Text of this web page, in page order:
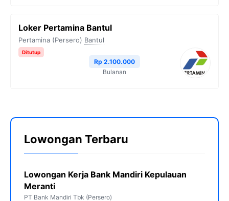
Loker Pertamina Bantul
Pertamina (Persero) Bantul
Ditutup
Rp 2.100.000
Bulanan
Lowongan Terbaru
Lowongan Kerja Bank Mandiri Kepulauan
Meranti
PT Bank Mandiri Tbk (Persero)